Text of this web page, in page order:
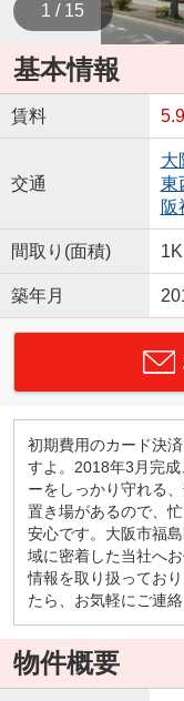
1 / 15
基本情報
賃料
交通
大
東
阪
間取り(面積)
築年月
初期費用のカード決
すよ。2018年3月完
ーをしっかり守れる
置き場があるので、
安心です。大阪市福
域に密着した当社へ
情報を取り扱ってお
たら、お気軽にご連絡
物件概要